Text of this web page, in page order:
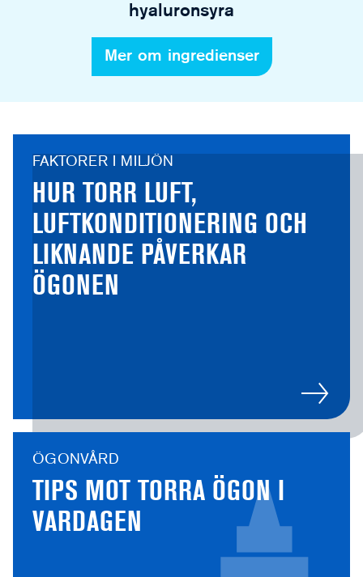
hyaluronsyra
Mer om ingredienser
FAKTORER I MILJÖN
HUR TORR LUFT,
LUFTKONDITIONERING OCH
LIKNANDE PÅVERKAR
ÖGONEN
ÖGONVÅRD
TIPS MOT TORRA ÖGON I
VARDAGEN